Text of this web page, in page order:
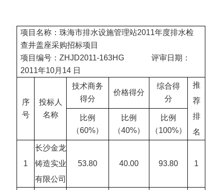
项目名称：珠海市排水设施管理站2011年度排水检
查井盖座采购招标项目
项目编号：ZHJD2011-163HG
评审日期：
2011年10月14 日
序
号
投标人
名称
技术商务
得分
价格得分
综合得
分
推
荐
排
名
比例
（60%）
比例
（40%）
比例
（100%）
1
长沙金龙
铸造实业
有限公司
53.80 40.00 93.80 1